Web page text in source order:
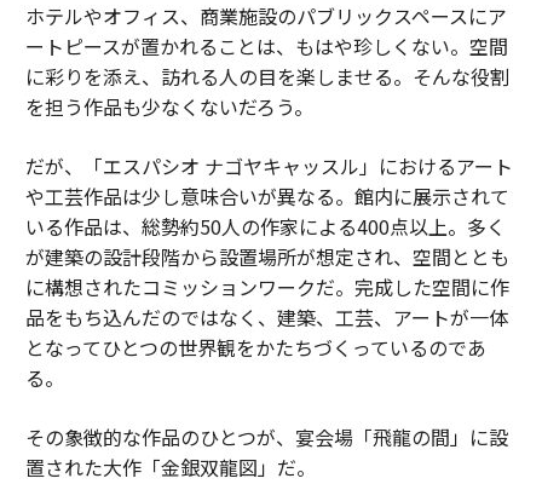
ホテルやオフィス、商業施設のパブリックスペースにア
ートピースが置かれることは、もはや珍しくない。空間
に彩りを添え、訪れる人の目を楽しませる。そんな役割
を担う作品も少なくないだろう。
だが、「エスパシオ ナゴヤキャッスル」におけるアート
や工芸作品は少し意味合いが異なる。館内に展示されて
いる作品は、総勢約50人の作家による400点以上。多く
が建築の設計段階から設置場所が想定され、空間ととも
に構想されたコミッションワークだ。完成した空間に作
品をもち込んだのではなく、建築、工芸、アートが一体
となってひとつの世界観をかたちづくっているのであ
る。
その象徴的な作品のひとつが、宴会場「飛龍の間」に設
置された大作「金銀双龍図」だ。